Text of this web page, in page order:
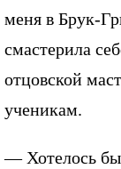
меня в Брук-
смастерила
отцовской
ученикам.
— Хотелось бы